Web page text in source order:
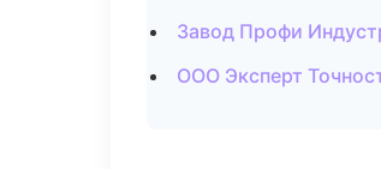
Завод Профи
ООО Эксперт